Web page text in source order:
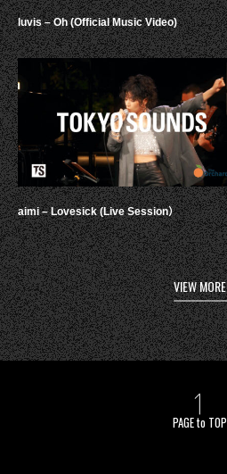
luvis – Oh (Official Music Video)
aimi – Lovesick (Live Session）
VIEW MORE
PAGE to TOP